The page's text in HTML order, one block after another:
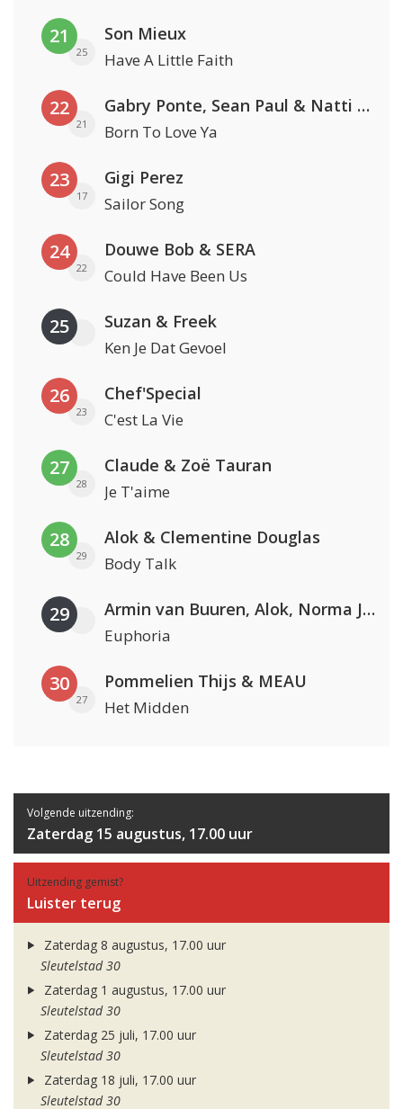
21
25
Son Mieux
Have A Little Faith
22
21
Gabry Ponte, Sean Paul & Natti Natasha
Born To Love Ya
23
17
Gigi Perez
Sailor Song
24
22
Douwe Bob & SERA
Could Have Been Us
25 Suzan & Freek
Ken Je Dat Gevoel
26
23
Chef'Special
C'est La Vie
27
28
Claude & Zoë Tauran
Je T'aime
28
29
Alok & Clementine Douglas
Body Talk
29 Armin van Buuren, Alok, Norma Jean Martine & LAWRENT
Euphoria
30
27
Pommelien Thijs & MEAU
Het Midden
Volgende uitzending:
Zaterdag 15 augustus, 17.00 uur
Uitzending gemist?
Luister terug
Zaterdag 8 augustus, 17.00 uur
Sleutelstad 30
Zaterdag 1 augustus, 17.00 uur
Sleutelstad 30
Zaterdag 25 juli, 17.00 uur
Sleutelstad 30
Zaterdag 18 juli, 17.00 uur
Sleutelstad 30